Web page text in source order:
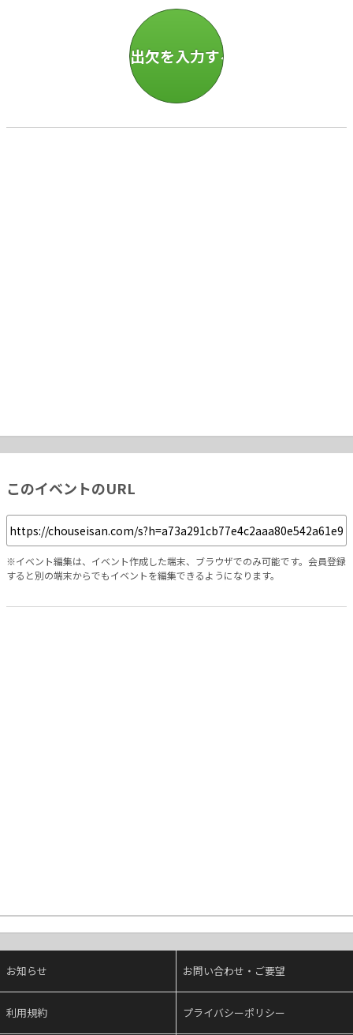
このイベントのURL
※イベント編集は、イベント作成した端末、ブラウザでのみ可能です。会員登録
すると別の端末からでもイベントを編集できるようになります。
お知らせ お問い合わせ・ご要望
利用規約 プライバシーポリシー